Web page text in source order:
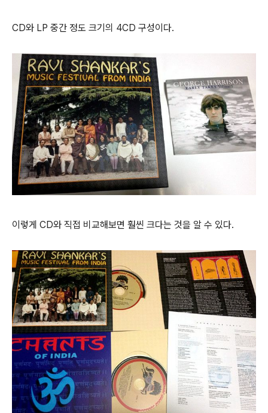
CD와 LP 중간 정도 크기의 4CD 구성이다.
이렇게 CD와 직접 비교해보면 훨씬 크다는 것을 알 수 있다.